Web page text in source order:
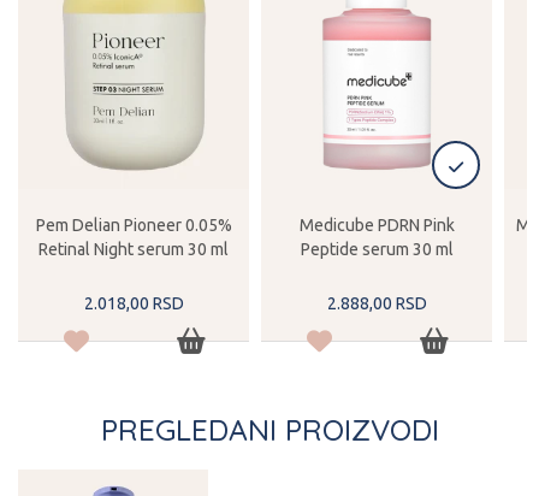
Pem Delian Pioneer 0.05%
Retinal Night serum 30 ml
2.018,00 RSD
Medicube PDRN Pink
Peptide serum 30 ml
2.888,00 RSD
PREGLEDANI PROIZVODI